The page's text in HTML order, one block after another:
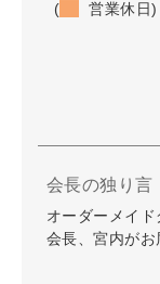
( 営業休日)
会長の独り言
オーダーメイ
会長、宮内がお